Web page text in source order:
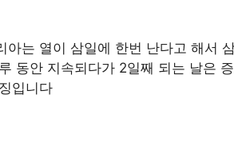
아는 열이 삼일에 한번 난다고 해서
동안 지속되다가 2일째 되는 날은
입니다